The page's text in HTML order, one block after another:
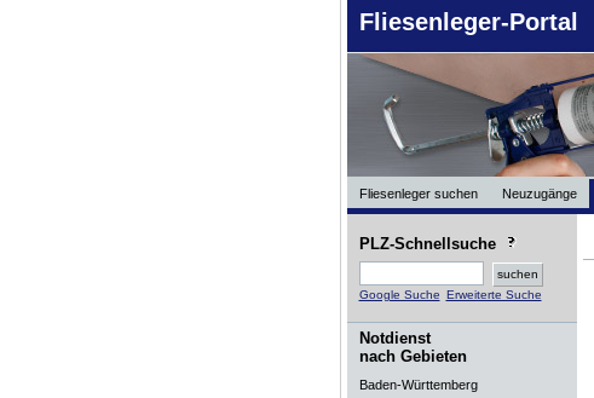
Fliesenleger-Portal
Fliesenleger suchen Neuzugänge
PLZ-Schnellsuche
Google Suche Erweiterte Suche
Notdienst
nach Gebieten
Baden-Württemberg